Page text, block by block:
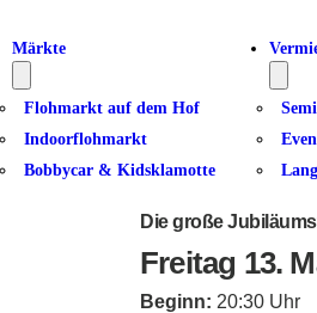
Märkte
Flohmarkt auf dem Hof
Indoorflohmarkt
Bobbycar & KidsklamotteTanz inTakt
Die große
Freitag 13.
Beginn: 20:30 Uhr